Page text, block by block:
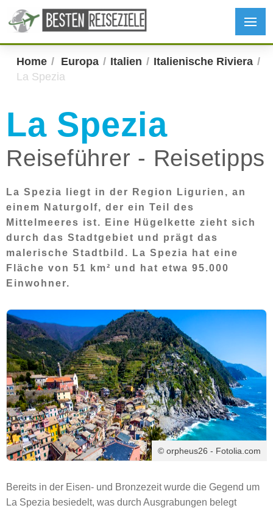
Home Europa Italien
Italienische Riviera
La Spezia
La Spezia
Reiseführer - Reisetipps
La Spezia liegt in der Region Ligurien, an
einem Naturgolf, der ein Teil des
Mittelmeeres ist. Eine Hügelkette zieht sich
durch das Stadtgebiet und prägt das
malerische Stadtbild. La Spezia hat eine
Fläche von 51 km² und hat etwa 95.000
Einwohner.
© orpheus26 - Fotolia.com
Bereits in der Eisen- und Bronzezeit wurde die Gegend um
La Spezia besiedelt, was durch Ausgrabungen belegt